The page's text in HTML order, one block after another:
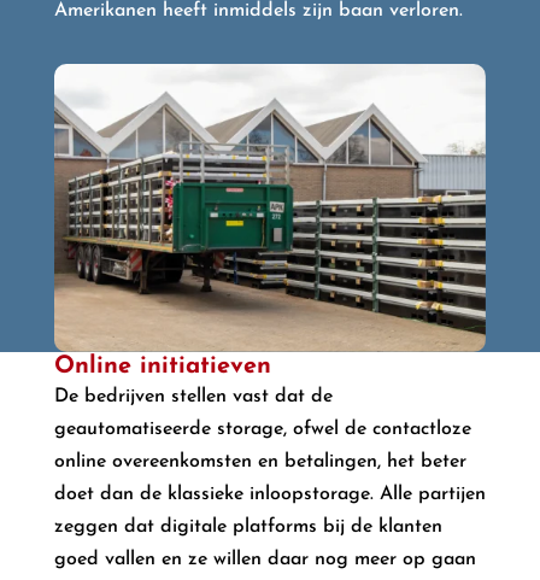
Amerikanen heeft inmiddels zijn baan verloren.
Online initiatieven
De bedrijven stellen vast dat de
geautomatiseerde storage, ofwel de contactloze
online overeenkomsten en betalingen, het beter
doet dan de klassieke inloopstorage. Alle partijen
zeggen dat digitale platforms bij de klanten
goed vallen en ze willen daar nog meer op gaan